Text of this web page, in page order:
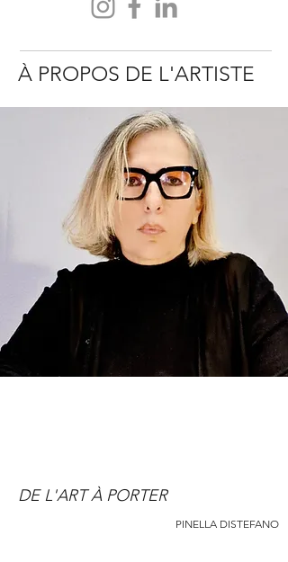
À PROPOS DE L'ARTISTE
DE L'ART À PORTER
PINELLA DISTEFANO